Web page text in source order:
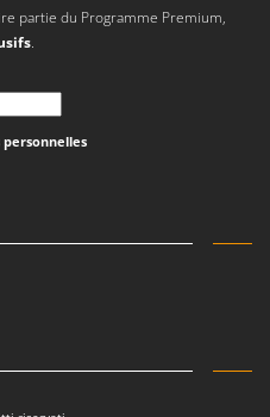
partie du Programme Premium,
.